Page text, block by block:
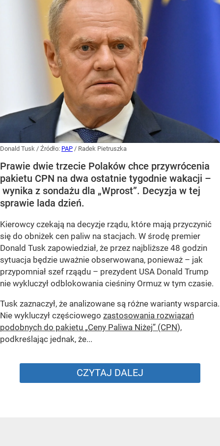
Donald Tusk / Źródło: PAP / Radek Pietruszka
Prawie dwie trzecie Polaków chce przywrócenia
pakietu CPN na dwa ostatnie tygodnie wakacji –
wynika z sondażu dla „Wprost”. Decyzja w tej
sprawie lada dzień.
Kierowcy czekają na decyzje rządu, które mają przyczynić
się do obniżek cen paliw na stacjach. W środę premier
Donald Tusk zapowiedział, że przez najbliższe 48 godzin
sytuacja będzie uważnie obserwowana, ponieważ – jak
przypomniał szef rząądu – prezydent USA Donald Trump
nie wykluczył odblokowania cieśniny Ormuz w tym czasie.
Tusk zaznaczył, że analizowane są różne warianty wsparcia.
Nie wykluczył częściowego zastosowania rozwiązań
podobnych do pakietu „Ceny Paliwa Niżej” (CPN),
podkreślając jednak, że...
CZYTAJ DALEJ